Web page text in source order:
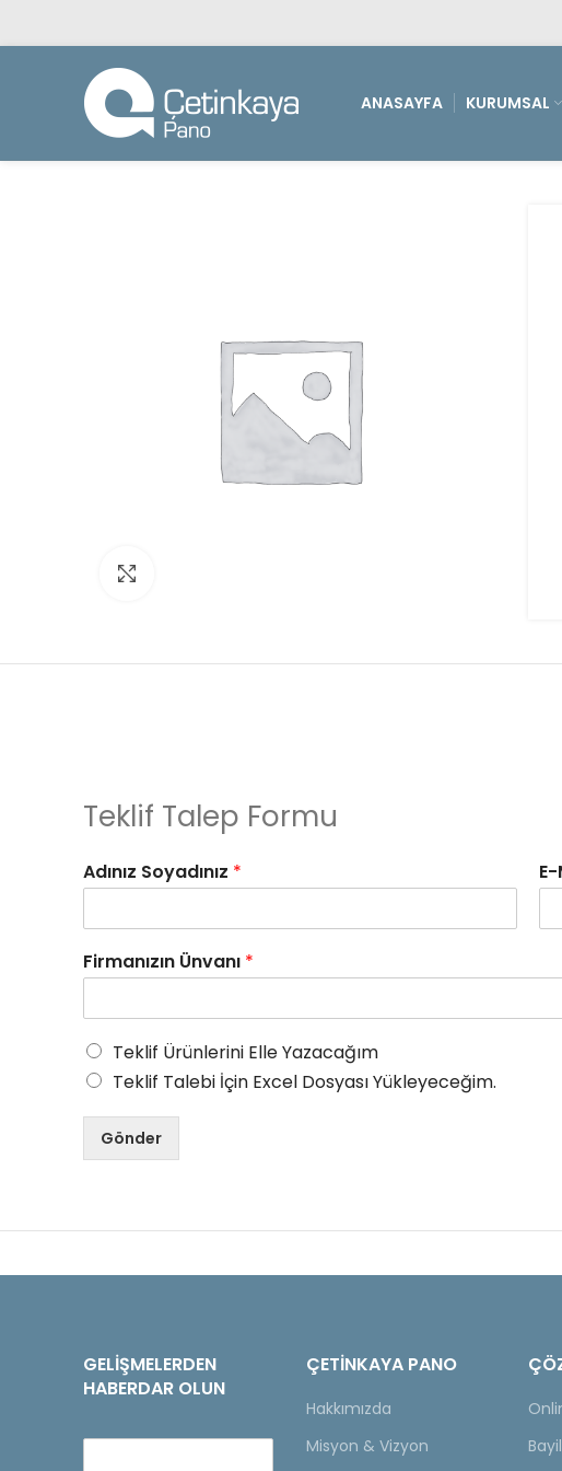
ANASAYFA KURUMSAL
Teklif Talep Formu
Adınız Soyadınız *
Firmanızın Ünvanı *
Teklif Ürünlerini Elle Yazacağım
Teklif Talebi İçin Excel Dosyası Yükleyeceğim.
Gönder
GELIŞMELERDEN
HABERDAR OLUN
ÇETINKAYA PANO
Hakkımızda
Misyon & Vizyon